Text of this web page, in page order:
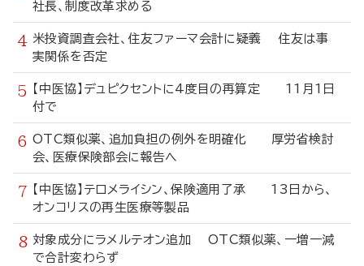
社長、制度改革求める
米投資調査会社、住友ファーマ会計に疑義 住友は事
実関係を否定
【中医協】デュピクセントに4度目の再算定 11月1日
付で
OTC類似薬、追加負担の例外を明確化 厚労省検討
会、医療保険部会に報告へ
【中医協】テロメライシン、保険適用了承 13日から、
オンコリスの再生医療等製品
対象成分にラメルテオン追加 OTC類似薬、一増一減
で合計変わらず